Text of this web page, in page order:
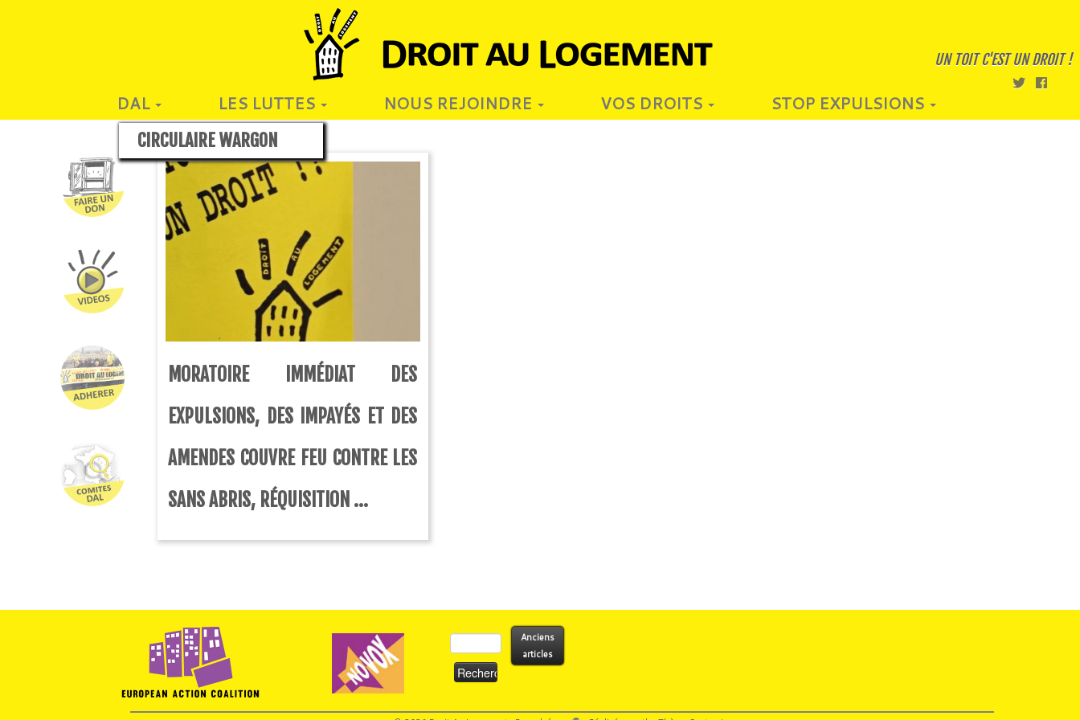
UN TOIT C'EST UN DROIT !
DAL LES LUTTES NOUS REJOINDRE VOS DROITS STOP EXPULSIONS
CIRCULAIRE WARGON
MORATOIRE IMMÉDIAT DES
EXPULSIONS, DES IMPAYÉS ET DES
AMENDES COUVRE FEU CONTRE LES
SANS ABRIS, RÉQUISITION ...
Rechercher :
Anciens
articles